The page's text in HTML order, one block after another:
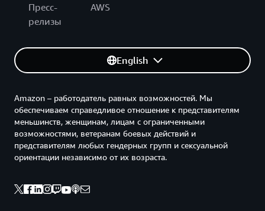
Пресс-
релизы
AWS
English
Amazon – работодатель равных возможностей. Мы
обеспечиваем справедливое отношение к представителям
меньшинств, женщинам, лицам с ограниченными
возможностями, ветеранам боевых действий и
представителям любых гендерных групп и сексуальной
ориентации независимо от их возраста.